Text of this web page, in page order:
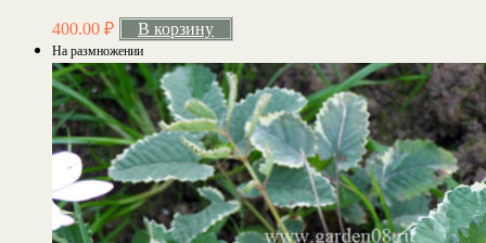
400.00 ₽ В корзину
На размножении